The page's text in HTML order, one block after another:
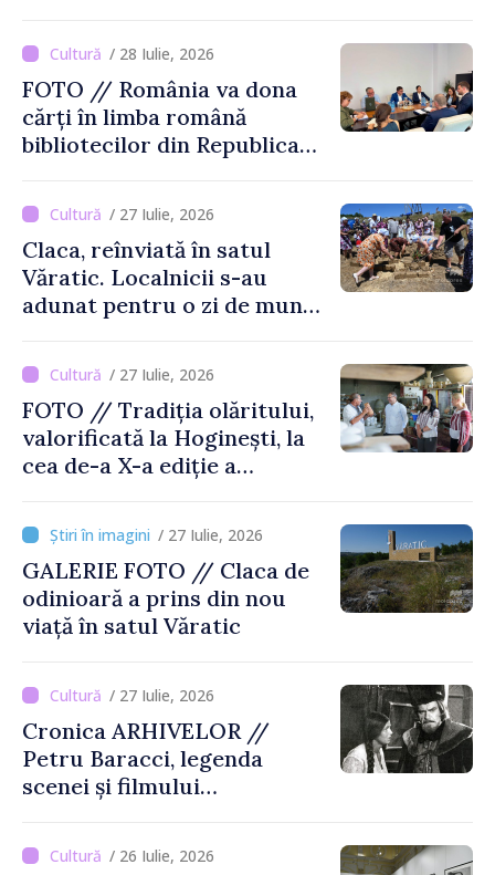
/ 28 Iulie, 2026
FOTO // România va dona
cărți în limba română
bibliotecilor din Republica
/ 27 Iulie, 2026
Claca, reînviată în satul
Văratic. Localnicii s-au
adunat pentru o zi de muncă
/ 27 Iulie, 2026
FOTO // Tradiția olăritului,
valorificată la Hoginești, la
cea de-a X-a ediție a
Vasile Gonciari”
/ 27 Iulie, 2026
GALERIE FOTO // Claca de
odinioară a prins din nou
viață în satul Văratic
/ 27 Iulie, 2026
Cronica ARHIVELOR //
Petru Baracci, legenda
scenei și filmului
/ 26 Iulie, 2026